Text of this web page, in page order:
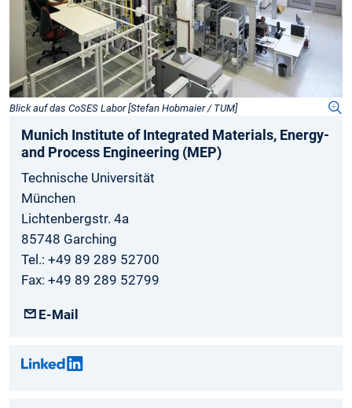
Blick auf das CoSES Labor [Stefan Hobmaier / TUM]
Munich­ Institute­ of Integrated­ Materials­, Energy­
and­ Process­ Engineering­ (MEP)
Technische Universität
München
Lichtenbergstr. 4a
85748 Garching
Tel.: +49 89 289 52700
Fax: +49 89 289 52799
E-Mail